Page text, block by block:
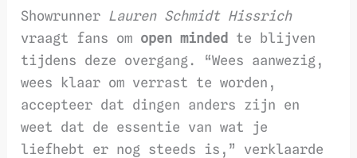
Showrunner Lauren Schmidt Hissrich
vraagt fans om open minded
te blijven
tijdens deze overgang. “Wees aanwezig,
wees klaar om verrast te worden,
accepteer dat dingen anders zijn en
weet dat de essentie van wat je
liefhebt er nog steeds is,” verklaarde